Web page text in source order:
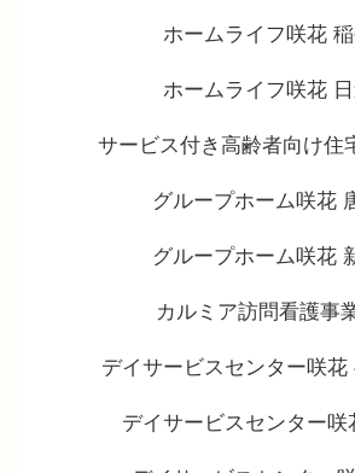
ホームライフ咲花
ホームライフ咲花
サービス付き高齢者向け住
グループホーム咲花
グループホーム咲花
カルミア訪問看護事
デイサービスセンター咲花
デイサービスセンター咲